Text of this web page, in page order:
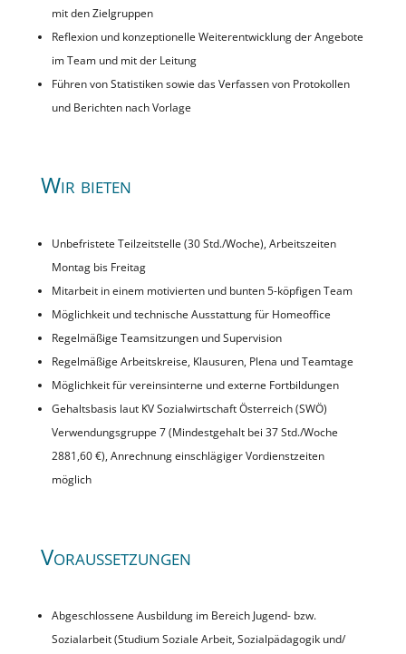
mit den Zielgruppen
Reflexion und konzeptionelle Weiterentwicklung der Angebote
im Team und mit der Leitung
Führen von Statistiken sowie das Verfassen von Protokollen
und Berichten nach Vorlage
Wir bieten
Unbefristete Teilzeitstelle (30 Std./Woche), Arbeitszeiten
Montag bis Freitag
Mitarbeit in einem motivierten und bunten 5-köpfigen Team
Möglichkeit und technische Ausstattung für Homeoffice
Regelmäßige Teamsitzungen und Supervision
Regelmäßige Arbeitskreise, Klausuren, Plena und Teamtage
Möglichkeit für vereinsinterne und externe Fortbildungen
Gehaltsbasis laut KV Sozialwirtschaft Österreich (SWÖ)
Verwendungsgruppe 7 (Mindestgehalt bei 37 Std./Woche
2881,60 €), Anrechnung einschlägiger Vordienstzeiten
möglich
Voraussetzungen
Abgeschlossene Ausbildung im Bereich Jugend- bzw.
Sozialarbeit (Studium Soziale Arbeit, Sozialpädagogik und/